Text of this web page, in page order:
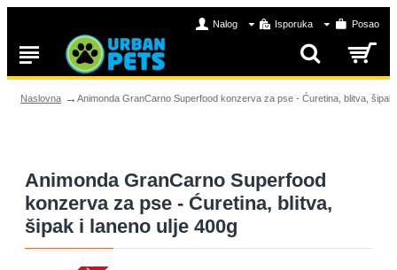
Nalog Isporuka Posao
Naslovna Animonda GranCarno Superfood konzerva za pse - Ćuretina, blitva, šipak
Animonda GranCarno Superfood
konzerva za pse - Ćuretina, blitva,
šipak i laneno ulje 400g